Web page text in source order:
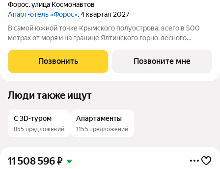
Форос,улица Космонавтов
Апарт-отель «Форос», 4 квартал 2027
В самой южной точке Крымского полуострова, всего в 500
метрах от моря и на границе Ялтинского горно-лесного
Апартамент расположен на 3 этаже в премиальном апарт-
комплексе «Форос».
Позвонить Позвоните мне
Люди также ищут
С 3D-туром
855 предложений
Апартаменты
1155 предложений
11 508 596₽